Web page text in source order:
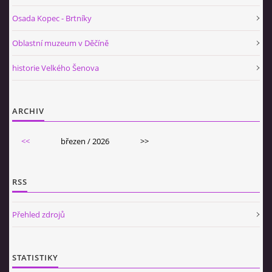
Osada Kopec - Brtníky
Oblastní muzeum v Děčíně
historie Velkého Šenova
ARCHIV
<< březen / 2026 >>
RSS
Přehled zdrojů
STATISTIKY